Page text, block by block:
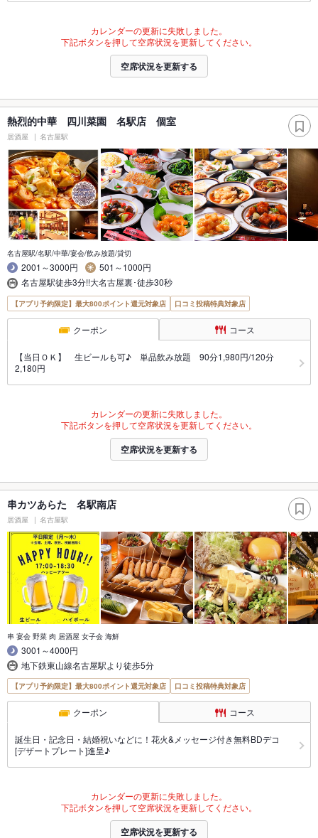
カレンダーの更新に失敗しました。
下記ボタンを押して空席状況を更新してください。
空席状況を更新する
熱烈的中華 四川菜園 名駅店 個室
居酒屋 名古屋駅
名古屋駅/名駅/中華/宴会/飲み放題/貸切
2001～3000円
501～1000円
名古屋駅徒歩3分!!大名古屋裏･徒歩30秒
【アプリ予約限定】最大800ポイント還元対象店 口コミ投稿特典対象店
クーポン コース
【当日ＯＫ】 生ビールも可♪ 単品飲み放題 90分1,980円/120分
2,180円
カレンダーの更新に失敗しました。
下記ボタンを押して空席状況を更新してください。
空席状況を更新する
串カツあらた 名駅南店
居酒屋 名古屋駅
串 宴会 野菜 肉 居酒屋 女子会 海鮮
3001～4000円
地下鉄東山線名古屋駅より徒歩5分
【アプリ予約限定】最大800ポイント還元対象店 口コミ投稿特典対象店
クーポン コース
誕生日・記念日・結婚祝いなどに！花火&メッセージ付き無料BDデコ
[デザートプレート]進呈♪
カレンダーの更新に失敗しました。
下記ボタンを押して空席状況を更新してください。
空席状況を更新する